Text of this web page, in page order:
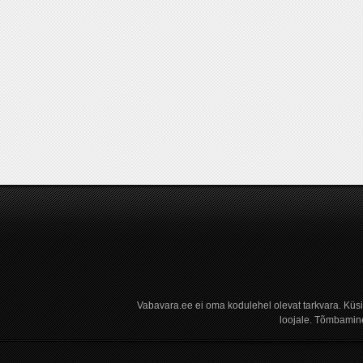
Vabavara.ee ei oma kodulehel olevat tarkvara.
loojale.